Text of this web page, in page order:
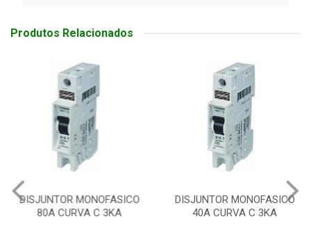
Produtos Relacionados
DISJUNTOR MONOFASICO
80A CURVA C 3KA
DISJUNTOR MONOFASICO
40A CURVA C 3KA